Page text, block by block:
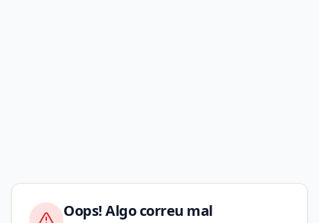
Oops! Algo correu mal